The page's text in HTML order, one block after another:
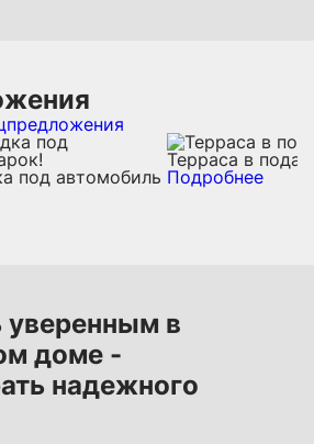
под автомобиль
Терраса в
Подробнее
в
доме -
надежного